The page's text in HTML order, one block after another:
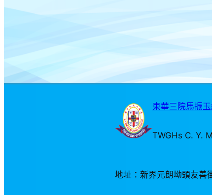
東華三院馬振
TWGHs C. Y.
地址：新界元朗坳頭友善